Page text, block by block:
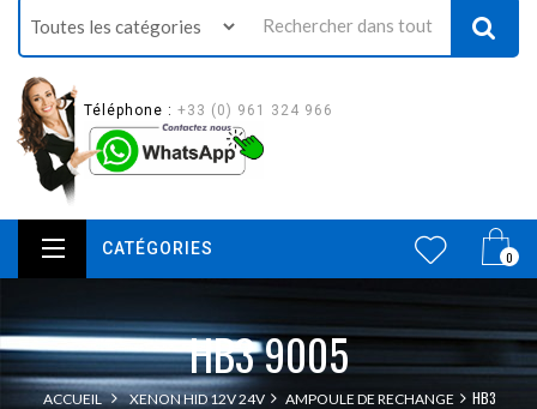
Téléphone : +33 (0) 961 324 966
0
CATÉGORIES
HB3 9005
ACCUEIL XENON HID 12V 24V AMPOULE DE RECHANGE
HB3